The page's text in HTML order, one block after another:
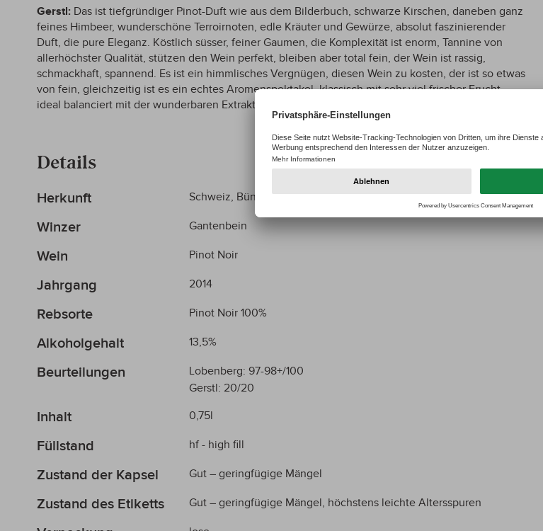
Gerstl: Das ist tiefgründiger Pinot-Duft wie aus dem Bilderbuch, schwarze Kirschen, daneben ganz
feines Himbeer, wunderschöne Terroirnoten, edle Kräuter und Gewürze, absolut faszinierender
Duft, die pure Eleganz. Köstlich süsser, feiner Gaumen, die Komplexität ist enorm, Tannine von
allerhöchster Qualität, stützen den Wein perfekt, bleiben aber total fein, der Wein ist rassig,
schmackhaft, spannend. Es ist ein himmlisches Vergnügen, diesen Wein zu kosten, der ist so etwas
von fein, gleichzeitig ist es ein echtes Aromenspektakel, klassisch mit sehr viel frischer Frucht,
ideal balanciert mit der wunderbaren Extraktsüsse, schöner kann Pinot nicht sein. 20/20
Details
Mehr
Herkunft Schweiz, Bündner Herrschaft
Winzer Gantenbein
Wein Pinot Noir
Jahrgang 2014
Rebsorte Pinot Noir 100%
Alkoholgehalt 13,5%
Beurteilungen
Lobenberg: 97-98+/100
Gerstl: 20/20
Inhalt 0,75l
Füllstand hf - high fill
Zustand der Kapsel Gut – geringfügige Mängel
Zustand des Etiketts Gut – geringfügige Mängel, höchstens leichte Altersspuren